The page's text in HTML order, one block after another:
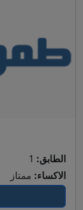
الطابق:
الاكساء: ممتاز